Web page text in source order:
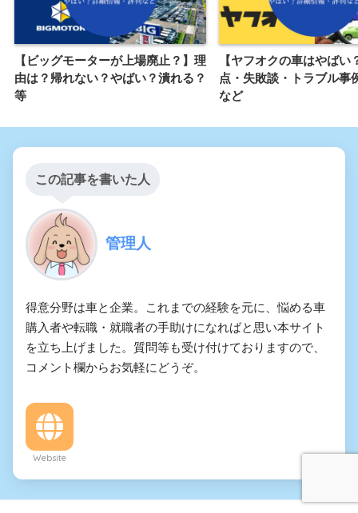
【ビッグモーターが上場廃止？】理
由は？帰れない？やばい？潰れる？
等
【ヤフオクの車はやばい
点・失敗談・トラブル事
など
この記事を書いた人
管理人
得意分野は車と企業。これまでの経験を元に、悩める車
購入者や転職・就職者の手助けになればと思い本サイト
を立ち上げました。質問等も受け付けておりますので、
コメント欄からお気軽にどうぞ。
Website